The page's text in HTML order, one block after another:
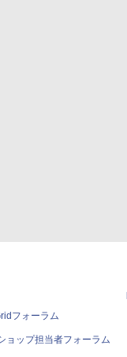
フォーラム
ョップ担当者フォーラム